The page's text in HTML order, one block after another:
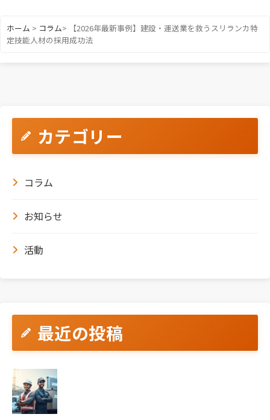
ホーム > コラム>
【2026年最新事例】建設・運送業を救うスリランカ特
定技能人材の採用成功法
カテゴリー
コラム
お知らせ
活動
最近の投稿